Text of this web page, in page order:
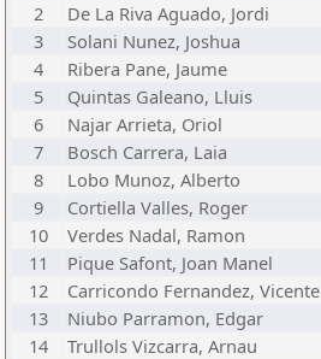
2
De La Riva Aguado, Jordi
3
Solani Nunez, Joshua
4
Ribera Pane, Jaume
5
Quintas Galeano, Lluis
6
Najar Arrieta, Oriol
7
Bosch Carrera, Laia
8
Lobo Munoz, Alberto
9
Cortiella Valles, Roger
10
Verdes Nadal, Ramon
11
Pique Safont, Joan Manel
12
Carricondo Fernandez, Vicente
13
Niubo Parramon, Edgar
14
Trullols Vizcarra, Arnau